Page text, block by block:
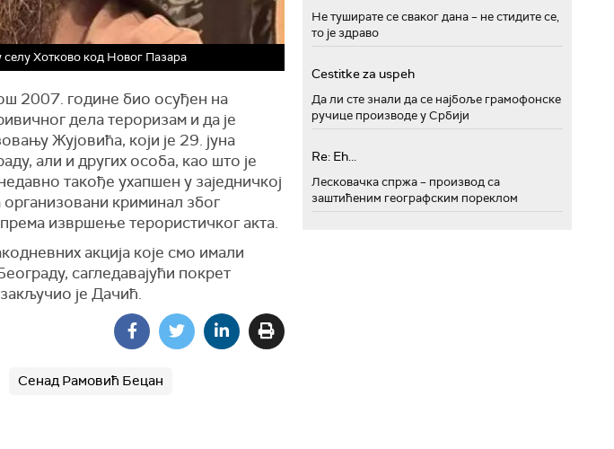
селу Хотково код Новог Пазара
2007. године био осуђен на
дела тероризам и да је
Жујовића, који је 29. јуна
али и других особа, као што је
такође ухапшен у заједничкој
криминал због
извршење терористичког акта.
акција које смо имали
сагледавајући покрет
је Дачић.
Сенад Рамовић Бецан
Не туширате се сваког дана – не стидите се,
то је здраво
Cestitke za uspeh
Да ли сте знали да се најбоље грамофонске
ручице производе у Србији
Re: Eh...
Лесковачка спржа – производ са
заштићеним географским пореклом